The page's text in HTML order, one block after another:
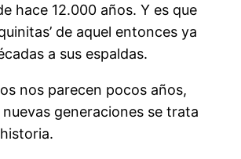
hace 12.000 años. Y es que
de aquel entonces ya
a sus espaldas.
nos parecen pocos años,
generaciones se trata